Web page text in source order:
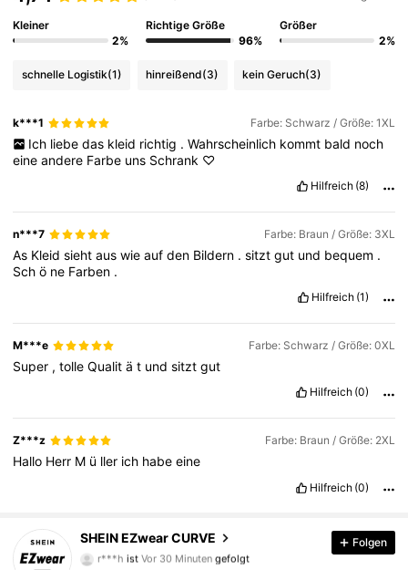
Kleiner
2%
Richtige Größe
96%
Größer
2%
schnelle Logistik(1) hinreißend(3) kein Geruch(3)
k***1 Farbe: Schwarz / Größe: 1XL
Ich liebe das kleid richtig . Wahrscheinlich kommt bald noch
eineandere Farbe uns Schrank ♡
Hilfreich (8)
n***7 Farbe: Braun / Größe: 3XL
As Kleidsiehtauswieaufden Bildern .sitztgut und bequem .
Schö ne Farben .
Hilfreich (1)
M***e Farbe: Schwarz / Größe: 0XL
Super ,tolleQualität undsitztgut
Hilfreich (0)
Z***z Farbe: Braun / Größe: 2XL
Hallo Herr M ü ller ich habeeine
Hilfreich (0)
SHEIN EZwear CURVE
d***0ist am Durchsuchen
Folgen